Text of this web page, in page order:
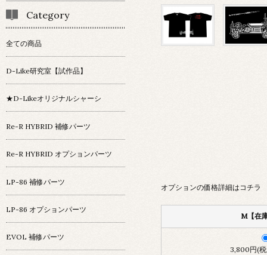
オプションの価格詳細はコチラ
M【在
3,800円(
Category
全ての商品
D-Like研究室【試作品】
★D-Likeオリジナルシャーシ
Re-R HYBRID 補修パーツ
Re-R HYBRID オプションパーツ
LP-86 補修パーツ
LP-86 オプションパーツ
EVOL 補修パーツ